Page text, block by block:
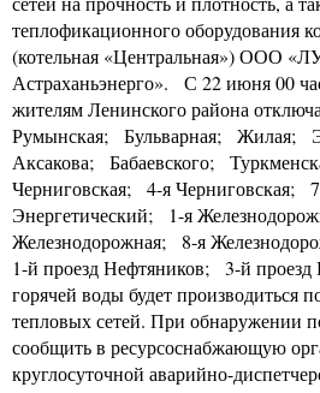
теплофикационного оборудования
(котельная «Центральная») ООО
Астраханьэнерго». С 22 июня 00
жителям Ленинского района
Румынская; Бульварная; Жилая;
Аксакова; Бабаевского;
Черниговская; 4-я Черниговская;
Энергетический; 1-я
Железнодорожная; 8-я
1-й проезд Нефтяников; 3-й
горячей воды будет производиться
тепловых сетей. При обнаружении
сообщить в ресурсоснабжающую
круглосуточной аварийно-